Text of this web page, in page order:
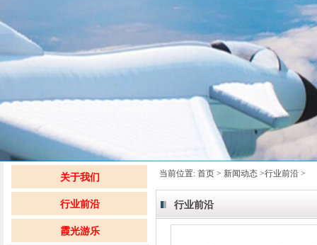
关于我们
行业前沿
霞光游乐
当前位置: 首页 > 新闻动态 >行业前沿 >
行业前沿